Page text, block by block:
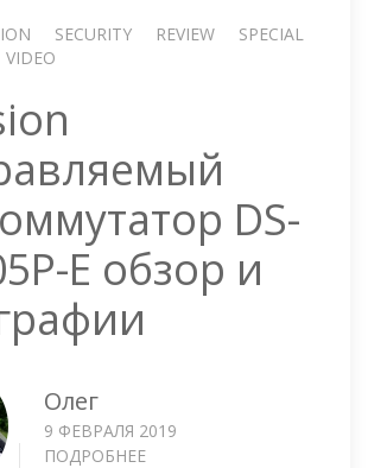
SECURITY REVIEW
SPECIAL
VIDEO
DS-
E обзор и
Олег
9 ФЕВРАЛЯ 2019
ПОДРОБНЕЕ